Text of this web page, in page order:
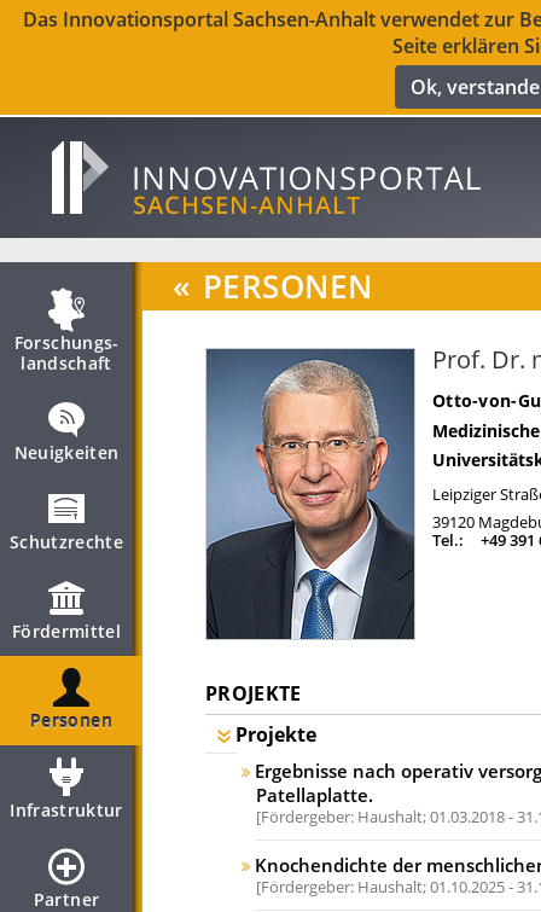
Das Innovationsportal Sachsen-Anhalt verwendet zur
Seite erklären
Ok,
Forschungs­
landschaft
Neuigkeiten
Schutzrechte
Fördermittel
Personen
Infrastruktur
Partner
« PERSONEN
Prof. Dr.
Otto-von-
Leipziger
39120
Tel.:
+49 391
PROJEKTE
Projekte
Ergebnisse nach operativ
Patellaplatte.
Fördergeber: Haushalt;01.03.2018 -
Knochendichte der
Fördergeber: Haushalt;01.10.2025 -